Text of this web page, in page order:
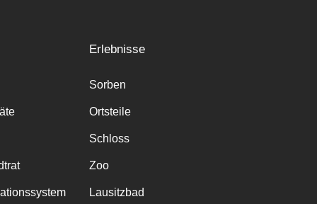
Erlebnisse
Sorben
Ortsteile
Schloss
Zoo
Lausitzbad